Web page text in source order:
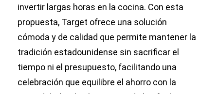
invertir largas horas en la cocina. Con esta
propuesta, Target ofrece una solución
cómoda y de calidad que permite mantener la
tradición estadounidense sin sacrificar el
tiempo ni el presupuesto, facilitando una
celebración que equilibre el ahorro con la